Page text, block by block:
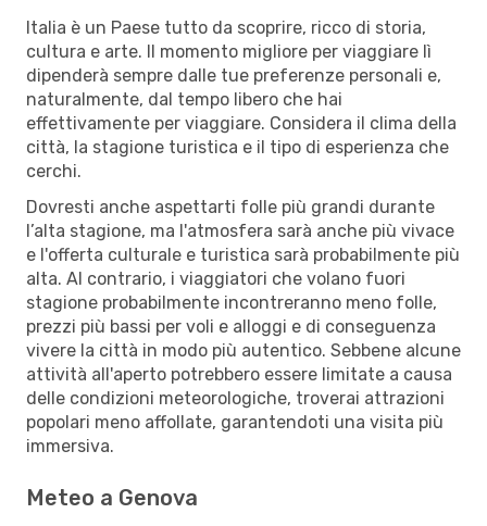
Italia è un Paese tutto da scoprire, ricco di storia,
cultura e arte. Il momento migliore per viaggiare lì
dipenderà sempre dalle tue preferenze personali e,
naturalmente, dal tempo libero che hai
effettivamente per viaggiare. Considera il clima della
città, la stagione turistica e il tipo di esperienza che
cerchi.
Dovresti anche aspettarti folle più grandi durante
l’alta stagione, ma l'atmosfera sarà anche più vivace
e l'offerta culturale e turistica sarà probabilmente più
alta. Al contrario, i viaggiatori che volano fuori
stagione probabilmente incontreranno meno folle,
prezzi più bassi per voli e alloggi e di conseguenza
vivere la città in modo più autentico. Sebbene alcune
attività all'aperto potrebbero essere limitate a causa
delle condizioni meteorologiche, troverai attrazioni
popolari meno affollate, garantendoti una visita più
immersiva.
Meteo a Genova